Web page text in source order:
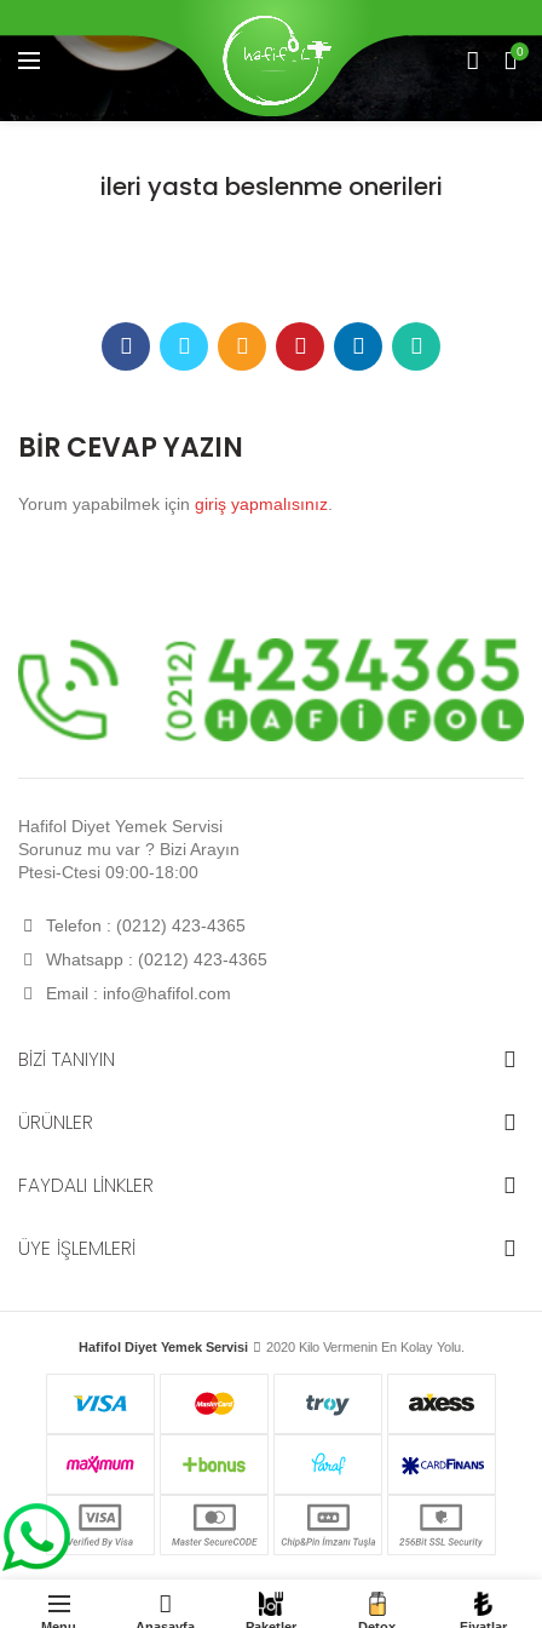
0
ileri yasta beslenme onerileri
BIR CEVAP YAZIN
Yorum yapabilmek için giriş yapmalısınız.
Hafifol Diyet Yemek Servisi
Sorunuz mu var ? Bizi Arayın
Ptesi-Ctesi 09:00-18:00
Telefon : (0212) 423-4365
Whatsapp : (0212) 423-4365
Email : info@hafifol.com
BİZİ TANIYIN
ÜRÜNLER
FAYDALI LİNKLER
ÜYE İŞLEMLERİ
Hafifol Diyet Yemek Servisi 2020 Kilo Vermenin En Kolay Yolu.